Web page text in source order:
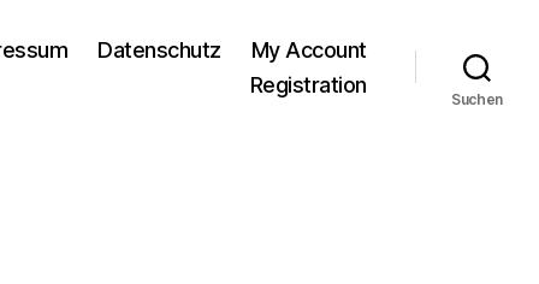
Datenschutz
My Account
Registration
Suchen